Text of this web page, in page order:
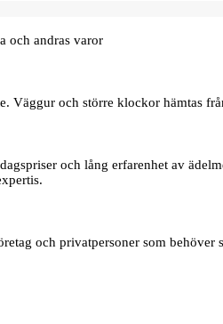
och andras varor
Väggur och större klockor hämtas
och lång erfarenhet av
och privatpersoner som behöver